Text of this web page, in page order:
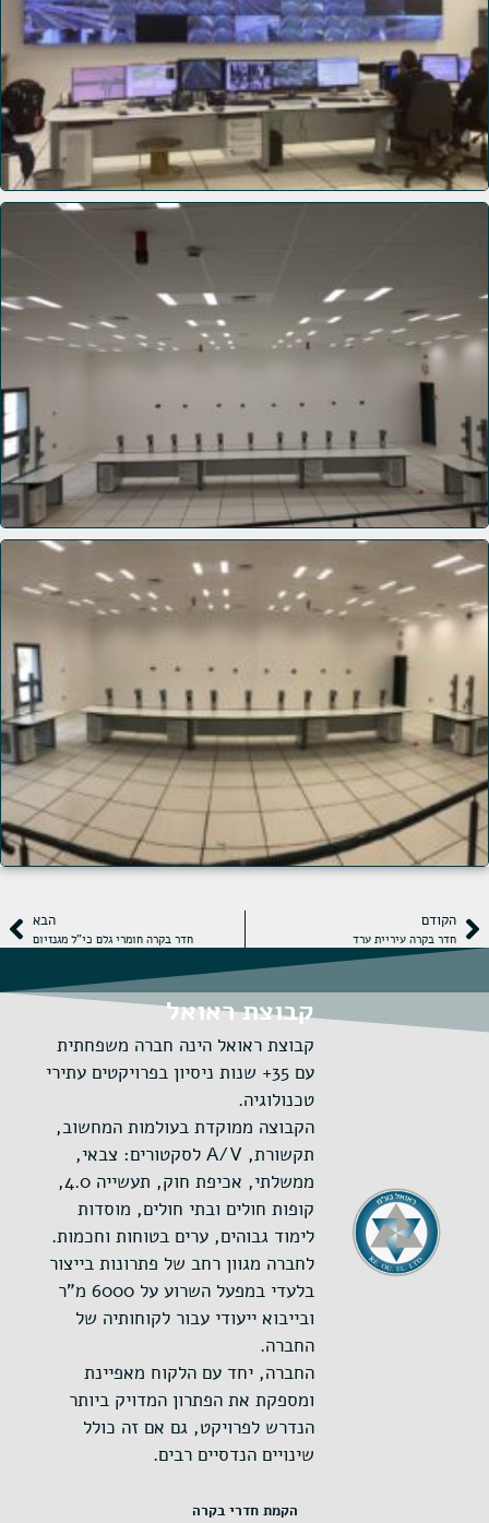
הקודם
חדר בקרה עיריית ערד
הבא
חדר בקרה חומרי גלם כי"ל מגנזיום
קבוצת ראואל
קבוצת ראואל הינה חברה משפחתית
עם 35+ שנות ניסיון בפרויקטים עתירי
טכנולוגיה.
הקבוצה ממוקדת בעולמות המחשוב,
תקשורת, A/V לסקטורים: צבאי,
ממשלתי, אכיפת חוק, תעשייה 4.0,
קופות חולים ובתי חולים, מוסדות
לימוד גבוהים, ערים בטוחות וחכמות.
לחברה מגוון רחב של פתרונות בייצור
בלעדי במפעל השרוע על 6000 מ"ר
ובייבוא ייעודי עבור לקוחותיה של
החברה.
החברה, יחד עם הלקוח מאפיינת
ומספקת את הפתרון המדויק ביותר
הנדרש לפרויקט, גם אם זה כולל
שינויים הנדסיים רבים.
הקמת חדרי בקרה